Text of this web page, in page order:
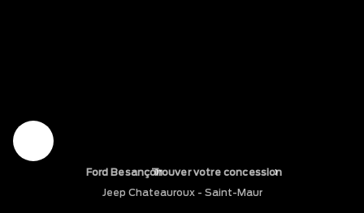
Ford Besançon
›
Trouver votre concession
›
Jeep Chateauroux - Saint-Maur